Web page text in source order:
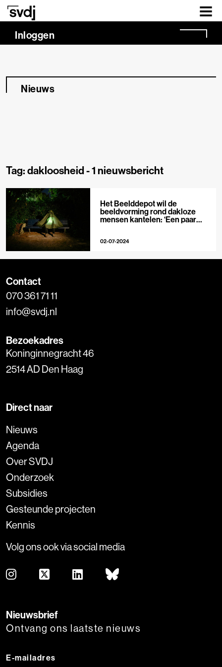
Naar hoofdinhoud
Inloggen
Nieuws
Tag: dakloosheid -1 nieuwsbericht
Het Beelddepot wil de
beeldvorming rond dakloze
mensen kantelen: ‘Een paar
02-07-2024
Contact
070 361 71 11
info@svdj.nl
Bezoekadres
Koninginnegracht 46
2514 AD Den Haag
Direct naar
Nieuws
Agenda
Over SVDJ
Onderzoek
Subsidies
Gesteunde projecten
Kennis
Volg ons ook via social media
Nieuwsbrief
Ontvang ons laatste nieuws
E-mailadres